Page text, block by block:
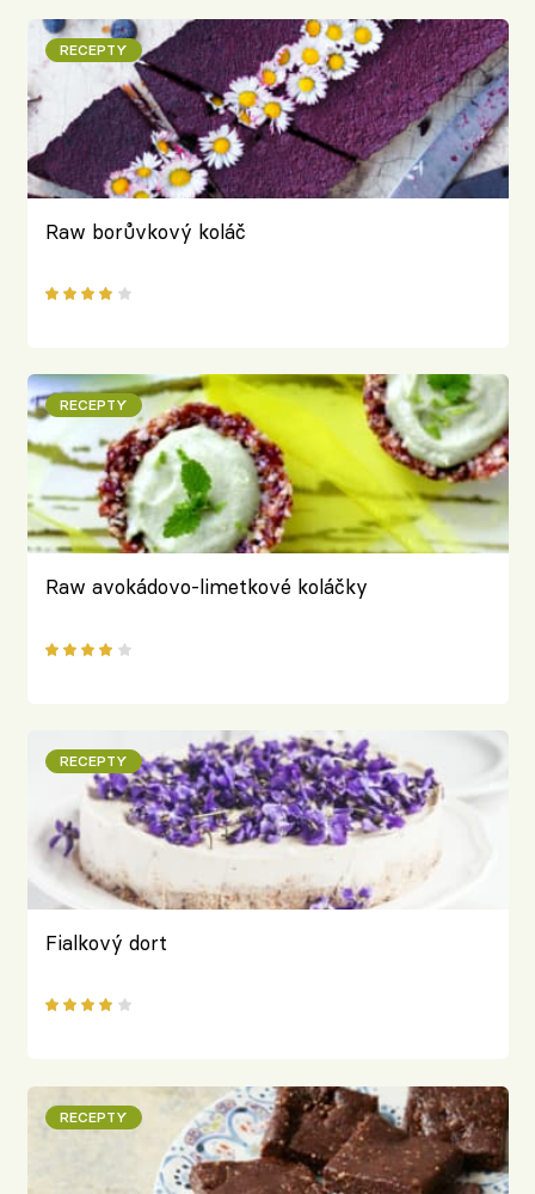
RECEPTY
Raw borůvkový koláč
RECEPTY
Raw avokádovo-limetkové koláčky
RECEPTY
Fialkový dort
RECEPTY